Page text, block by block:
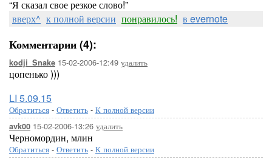
“Я сказал свое резкое слово!”
вверх^ к полной версии понравилось! в evernote
Комментарии (4):
kodji_Snake 15-02-2006-12:49 удалить
цопенько )))
LI 5.09.15
Обратиться - Ответить - К полной версии
avk00 15-02-2006-13:26 удалить
Черномордин, млин
Обратиться - Ответить - К полной версии